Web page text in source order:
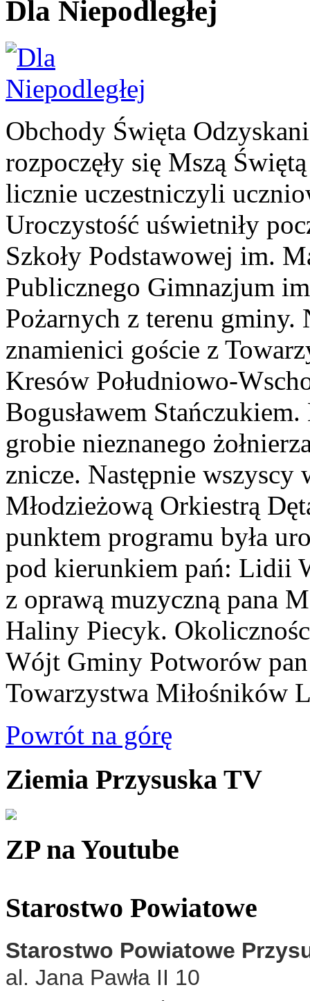
Dla Niepodległej
Obchody Święta
rozpoczęły się Mszą
licznie uczestniczyli
Uroczystość uświetniły
Szkoły Podstawowej im.
Publicznego Gimnazjum
Pożarnych z terenu
znamienici goście z
Kresów Południowo-
Bogusławem
grobie nieznanego
znicze. Następnie wszyscy
Młodzieżową Orkiestrą
punktem programu była
pod kierunkiem pań: Lidii
z oprawą muzyczną pana
Haliny Piecyk.
Wójt Gminy Potworów
Towarzystwa Miłośników
Powrót na górę
Ziemia Przysuska TV
ZP na Youtube
Starostwo Powiatowe
Starostwo Powiatowe
al. Jana Pawła II 10